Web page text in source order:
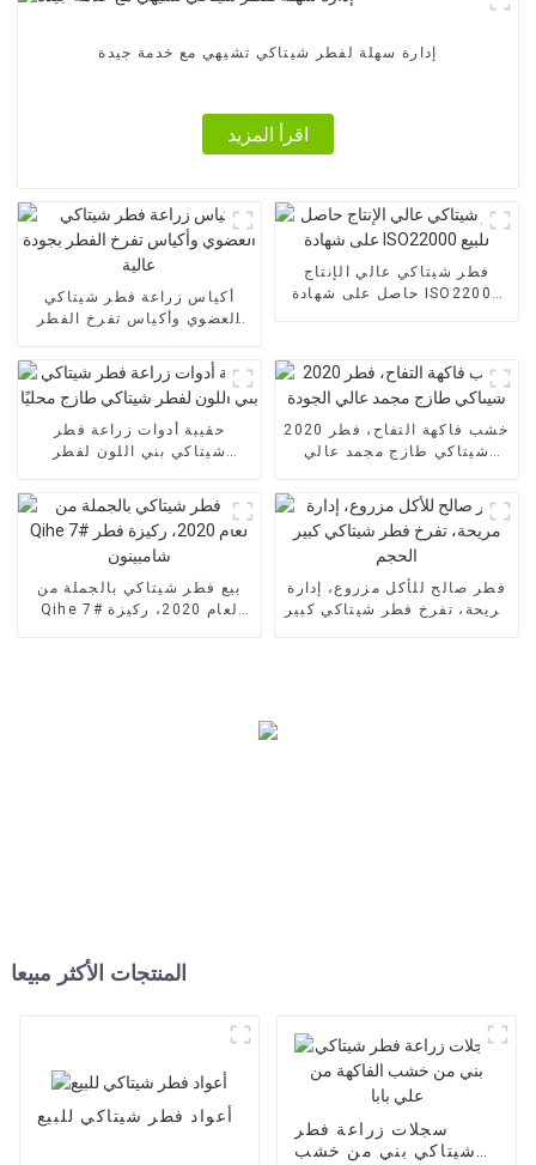
إدارة سهلة لفطر شيتاكي تشيهي مع خدمة جيدة
اقرأ المزيد
أكياس زراعة فطر شيتاكي
العضوي وأكياس تفرخ الفطر
فطر شيتاكي عالي الإنتاج
حاصل على شهادة ISO22000
حقيبة أدوات زراعة فطر
شيتاكي بني اللون لفطر
2020 خشب فاكهة التفاح، فطر
شيتاكي طازج مجمد عالي
بيع فطر شيتاكي بالجملة من
Qihe 7# لعام 2020، ركيزة
فطر صالح للأكل مزروع، إدارة
مريحة، تفرخ فطر شيتاكي كبير
المنتجات الأكثر مبيعا
أعواد فطر شيتاكي للبيع
سجلات زراعة فطر
شيتاكي بني من خشب